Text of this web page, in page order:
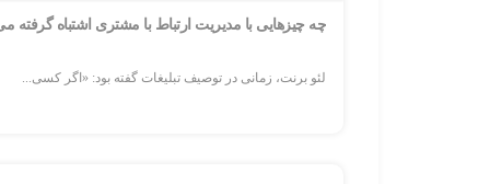
چه چیزهایی با مدیریت ارتباط با مشتری اشتباه گرفته
لئو برنت، زمانی در توصیف تبلیغات گفته بود: «اگر کسی...